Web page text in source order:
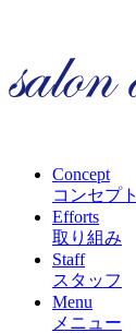
Concept
コンセプト
Efforts
取り組み
Staff
スタッフ
Menu
メニュー